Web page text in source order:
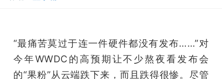
网
公
“最痛苦莫过于连一件硬件都没有发布……”对
今年WWDC的高预期让不少熬夜看发布会
的“果粉”从云端跌下来，而且跌得很惨。尽管